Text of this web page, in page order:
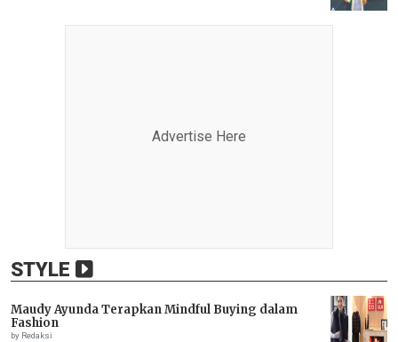
Advertise Here
STYLE
Maudy Ayunda Terapkan Mindful Buying dalam
Fashion
by Redaksi